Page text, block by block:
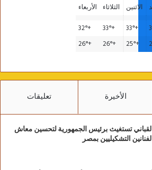
الاثنين الثلاثاء
الأربعاء
+
33°
+
33°
+
32°
+
25°
+
26°
+
26°
الأخيرة تعليقات
القباني تستغيث برئيس الجمهورية لتحسين معاش
الفنانين التشكيليين بمصر